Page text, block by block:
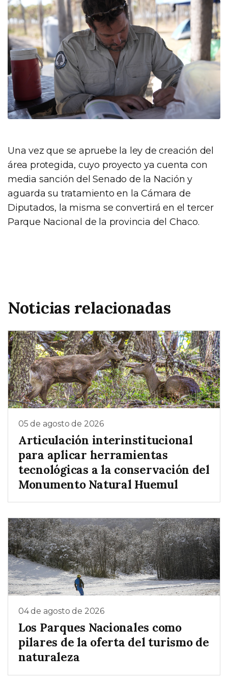
Una vez que se apruebe la ley de creación del
área protegida, cuyo proyecto ya cuenta con
media sanción del Senado de la Nación y
aguarda su tratamiento en la Cámara de
Diputados, la misma se convertirá en el tercer
Parque Nacional de la provincia del Chaco.
Noticias relacionadas
05 de agosto de 2026
Articulación interinstitucional
para aplicar herramientas
tecnológicas a la conservación del
Monumento Natural Huemul
04 de agosto de 2026
Los Parques Nacionales como
pilares de la oferta del turismo de
naturaleza